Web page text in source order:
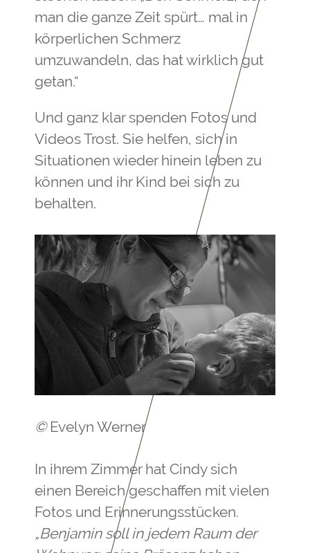
man die ganze Zeit spürt… mal in
körperlichen Schmerz
umzuwandeln, das hat wirklich gut
getan.“
Und ganz klar spenden Fotos und
Videos Trost. Sie helfen, sich in
Situationen wieder hinein leben zu
können und ihr Kind bei sich zu
behalten.
© Evelyn Werner
In ihrem Zimmer hat Cindy sich
einen Bereich geschaffen mit vielen
Fotos und Erinnerungsstücken.
„Benjamin soll in jedem Raum der